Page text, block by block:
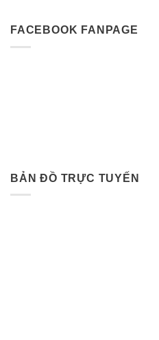
FACEBOOK FANPAGE
BẢN ĐỒ TRỰC TUYẾN